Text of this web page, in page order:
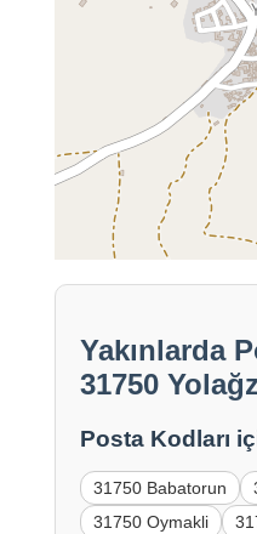
Yakınlarda
31750
Posta Kodları
31750 Babatorun
31750 Oymakli